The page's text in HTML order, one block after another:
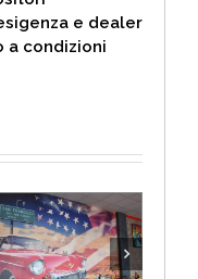
e dealer
a condizioni
I vantaggi della
stampa digitale